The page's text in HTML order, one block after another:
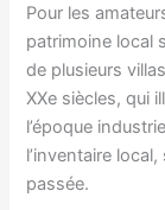
Pour les
patrimoine local
de plusieurs
XXe siècles, qui
l’époque
l’inventaire
passée.